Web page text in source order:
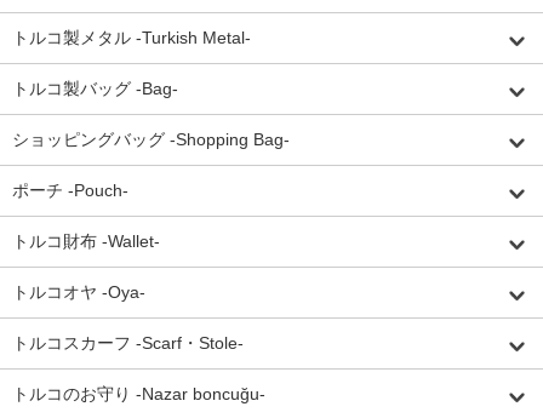
トルコ製メタル -Turkish Metal-
トルコ製バッグ -Bag-
ショッピングバッグ -Shopping Bag-
ポーチ -Pouch-
トルコ財布 -Wallet-
トルコオヤ -Oya-
トルコスカーフ -Scarf・Stole-
トルコのお守り -Nazar boncuğu-